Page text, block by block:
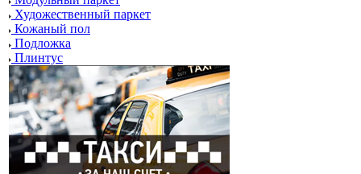
Художественный паркет
Кожаный пол
Подложка
Плинтус